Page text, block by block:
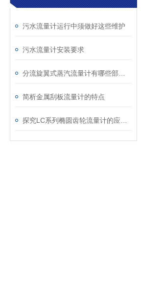
污水流量计运行中须做好这些维护
污水流量计安装要求
简析金属刮板流量计的特点